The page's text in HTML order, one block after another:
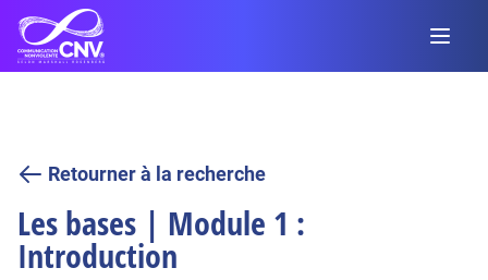
Retourner à la recherche
Les bases | Module 1 :
Introduction